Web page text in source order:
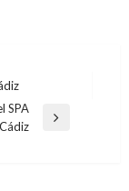
SPA
Cádiz